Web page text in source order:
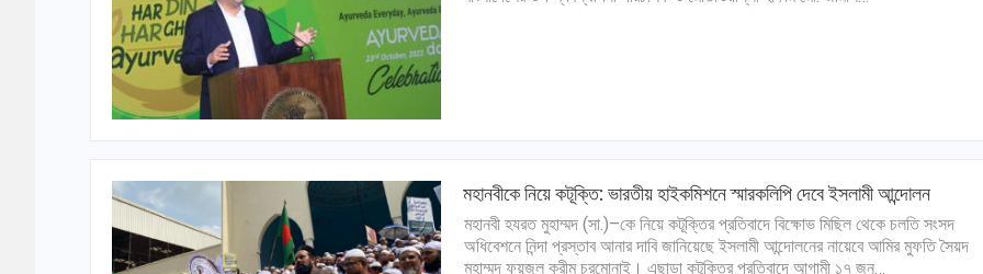
মহানবীকে নিয়ে কটূক্তি: ভারতীয় হাইকমিশনে স্মারকলিপি দেবে ইসলামী আন্দোলন
মহানবী হযরত মুহাম্মদ (সা.)–কে নিয়ে কটূক্তির প্রতিবাদে বিক্ষোভ মিছিল থেকে চলতি সংসদ
অধিবেশনে নিন্দা প্রস্তাব আনার দাবি জানিয়েছে ইসলামী আন্দোলনের নায়েবে আমির মুফতি সৈয়দ
মুহাম্মদ ফয়জুল করীম চরমোনাই। এছাড়া কটূক্তির প্রতিবাদে আগামী ১৭ জুন…